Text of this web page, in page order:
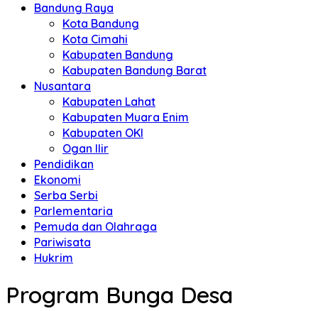
Bandung Raya
Kota Bandung
Kota Cimahi
Kabupaten Bandung
Kabupaten Bandung Barat
Nusantara
Kabupaten Lahat
Kabupaten Muara Enim
Kabupaten OKI
Ogan Ilir
Pendidikan
Ekonomi
Serba Serbi
Parlementaria
Pemuda dan Olahraga
Pariwisata
Hukrim
Program Bunga Desa